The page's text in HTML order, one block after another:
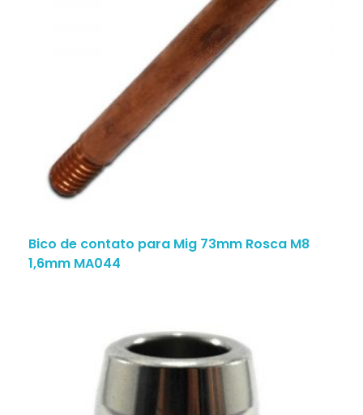
Bico de contato para Mig 73mm Rosca M8
1,6mm MA044